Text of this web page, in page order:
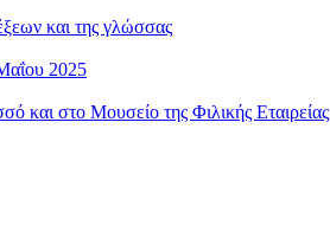
και της γλώσσας
2025
στο Μουσείο της Φιλικής Εταιρείας